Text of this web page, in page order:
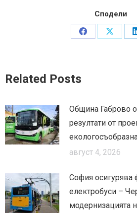
Сподели
Share
Share
Related Posts
Община Габрово
резултати от
август 4, 2026
София осигурява
електробуси –
модернизацията